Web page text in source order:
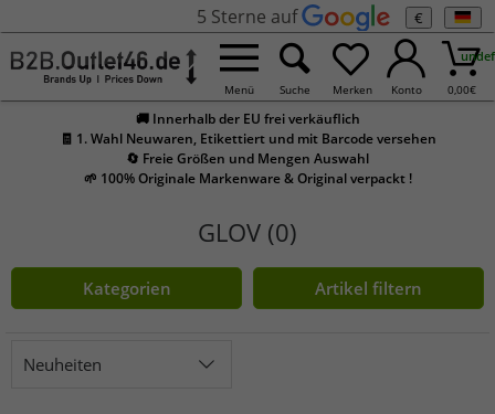
5 Sterne auf €
Menü Suche Merken Konto 0,00€
🚚 Innerhalb der EU frei verkäuflich
🧾 1. Wahl Neuwaren, Etikettiert und mit Barcode versehen
🔄 Freie Größen und Mengen Auswahl
🌱 100% Originale Markenware & Original verpackt !
GLOV (0)
Kategorien Artikel filtern
Neuheiten